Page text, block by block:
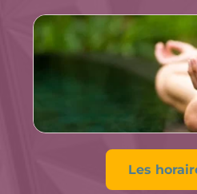
Les